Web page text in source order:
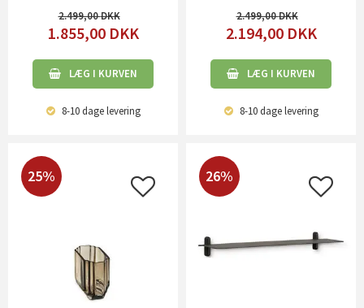
2.499,00
1.855,00 DKK
LÆG I KURVEN
8-10 dagelevering
2.499,00
2.194,00 DKK
LÆG I KURVEN
8-10 dagelevering
25% 26%